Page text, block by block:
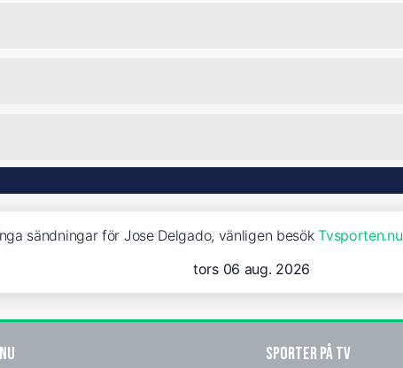
sändningar för Jose Delgado, vänligen besökTvsporten.nu
tors 06 aug. 2026
Sporter på TV